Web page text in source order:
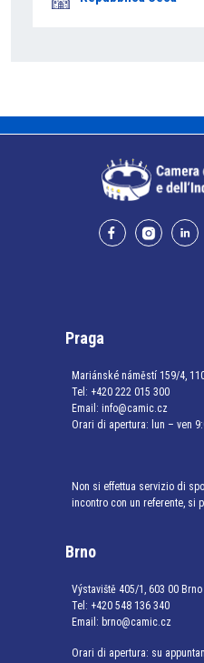
Praga
Mariánské náměstí 159/4,
Tel: +420 222 015 300
Email: info@camic.cz
Orari di apertura: lun – ven
Non si effettua servizio di
incontro con un referente, si
Brno
Výstaviště 405/1, 603 00
Tel: +420 548 136 340
Email: brno@camic.cz
Orari di apertura: su